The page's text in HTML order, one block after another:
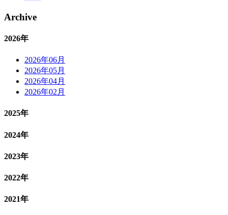
Archive
2026年
2026年06月
2026年05月
2026年04月
2026年02月
2025年
2024年
2023年
2022年
2021年